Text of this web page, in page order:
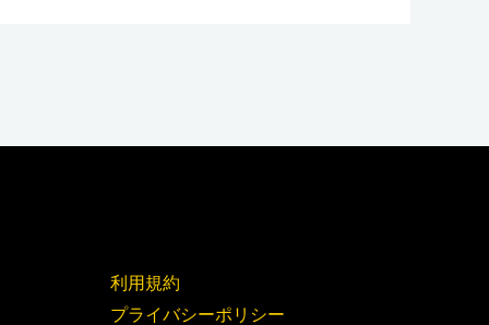
利用規約
プライバシーポリシー